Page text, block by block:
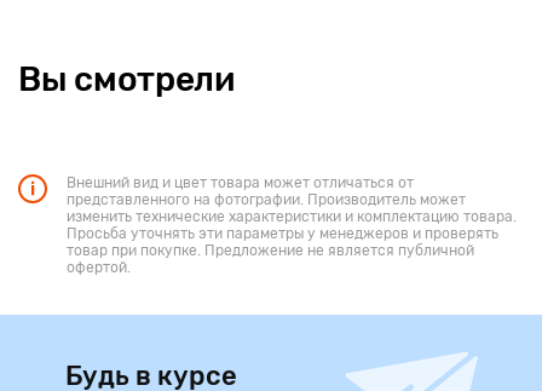
Вы смотрели
Внешний вид и цвет товара может отличаться от
представленного на фотографии. Производитель может
изменить технические характеристики и комплектацию товара.
Просьба уточнять эти параметры у менеджеров и проверять
товар при покупке. Предложение не является публичной
офертой.
Будь в курсе